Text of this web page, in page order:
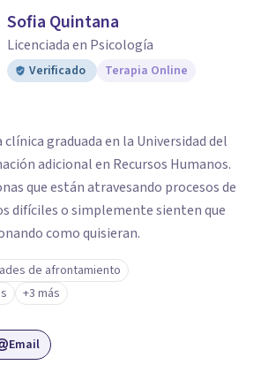
Sofia Quintana
Licenciada en Psicología
Verificado Terapia Online
graduada en la Universidad del
adicional en Recursos Humanos.
que están atravesando procesos de
difíciles o simplemente sienten que
como quisieran.
de afrontamiento
+3 más
Email